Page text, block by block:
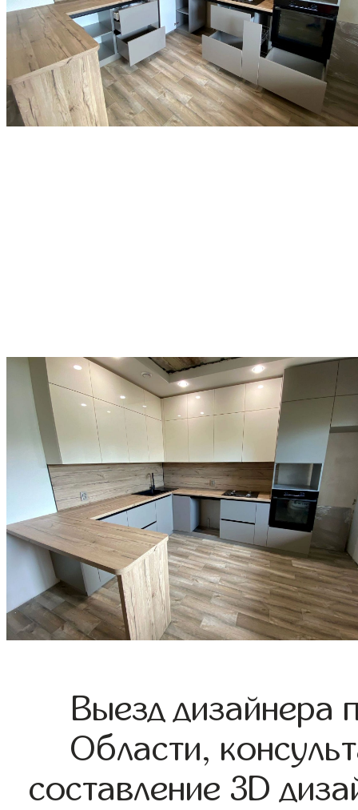
Выезд дизайнера
Области,
составление 3D